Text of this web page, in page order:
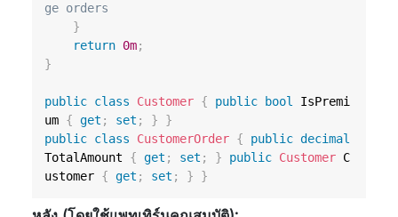
ge orders
}
return 0m;
}
public class Customer { public bool
IsPremi
um { get ; set ; }
}
public class CustomerOrder { public decimal
TotalAmount { get ; set ; } public Customer C
ustomer { get ; set ; } }